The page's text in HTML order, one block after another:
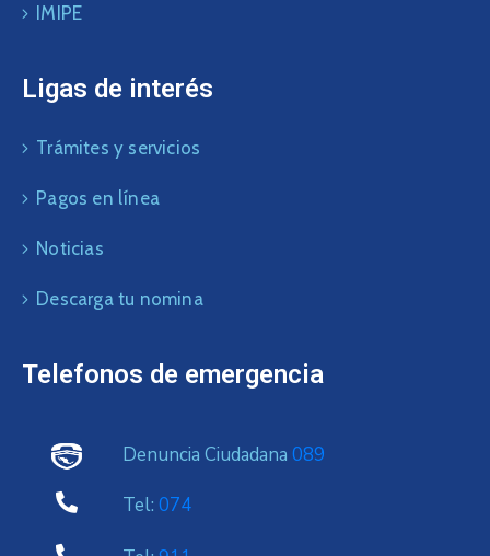
IMIPE
Ligas de interés
Trámites y servicios
Pagos en línea
Noticias
Descarga tu nomina
Telefonos de emergencia
Denuncia Ciudadana 089
Tel: 074